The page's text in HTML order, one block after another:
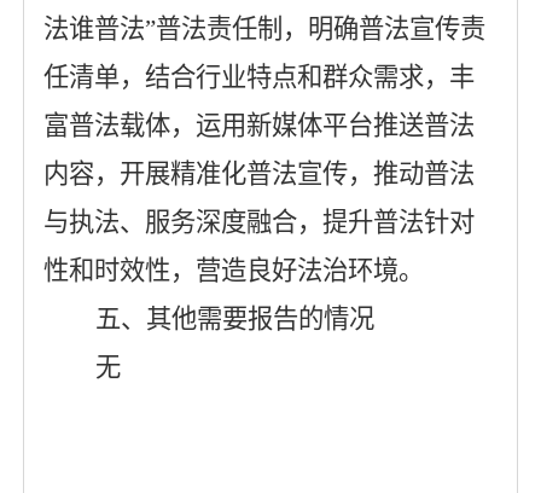
法谁普法”普法责任制，明确普法宣传责
任清单，结合行业特点和群众需求，丰
富普法载体，运用新媒体平台推送普法
内容，开展精准化普法宣传，推动普法
与执法、服务深度融合，提升普法针对
性和时效性，营造良好法治环境。
五、其他需要报告的情况
无